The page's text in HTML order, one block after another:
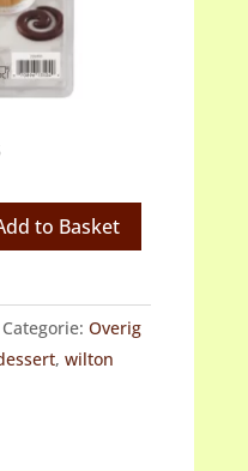
to Basket
Categorie: Overig
, wilton